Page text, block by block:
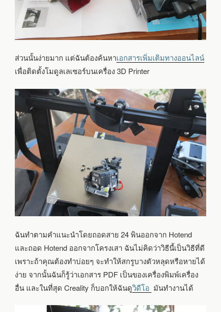
ส่วนนั้นง่ายมาก แต่ฉันต้องค้นหาเอกสารเพิ่มเติมทางออนไลน์
เพื่อติดตั้งโมดูลเลเซอร์บนเครื่อง 3D Printer
ฉันทำตามคำแนะนำโดยถอดสาย 24 พินออกจาก Hotend
และถอด Hotend ออกจากโครงเสา ฉันไม่คิดว่าวิธีนี้เป็นวิธีที่ดี
เพราะถ้าคุณต้องทำบ่อยๆ จะทำให้สกรูบางตัวหลุดหรือหายได้
ง่าย จากนั้นฉันก็รู้ว่าเอกสาร PDF เป็นของเครื่องพิมพ์เครื่อง
อื่น และในที่สุด Creality ก็บอกให้ฉันดูวิดีโอ มันทำงานได้